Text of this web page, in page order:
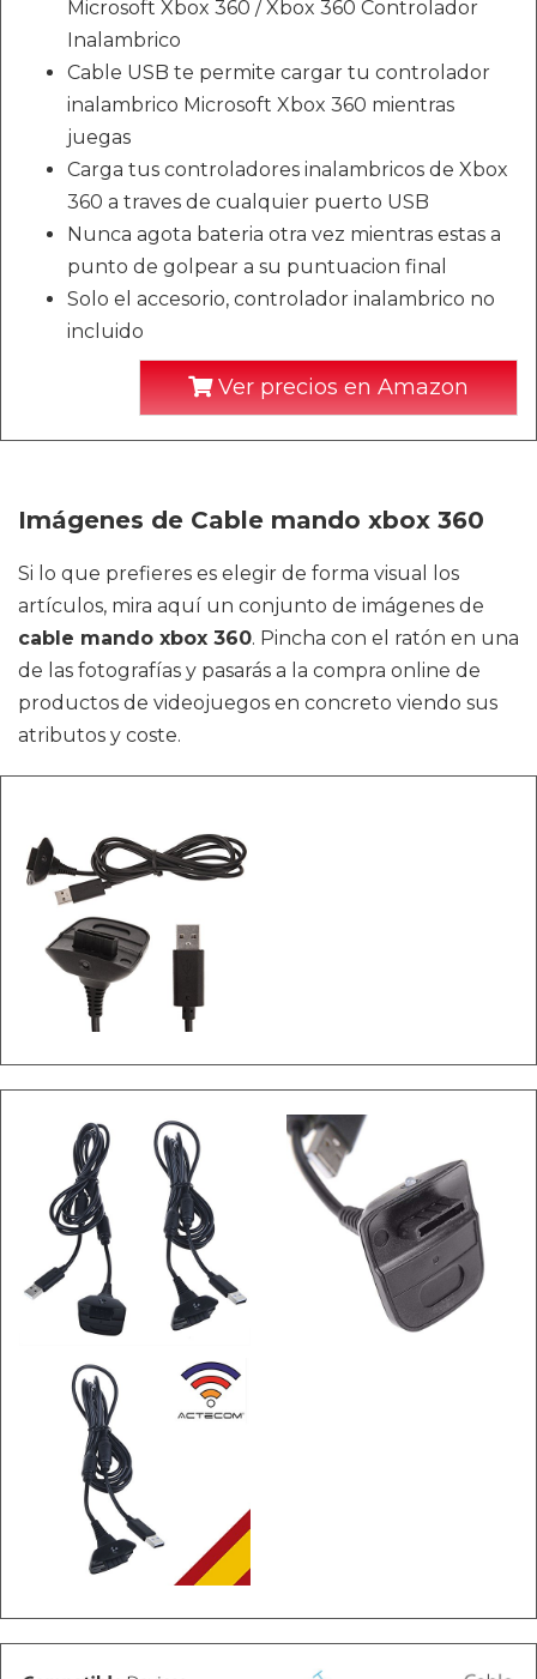
Microsoft Xbox 360 / Xbox 360 Controlador
Inalambrico
Cable USB te permite cargar tu controlador
inalambrico Microsoft Xbox 360 mientras
juegas
Carga tus controladores inalambricos de Xbox
360 a traves de cualquier puerto USB
Nunca agota bateria otra vez mientras estas a
punto de golpear a su puntuacion final
Solo el accesorio, controlador inalambrico no
incluido
Ver precios en Amazon
Imágenes de Cable mando xbox 360
Si lo que prefieres es elegir de forma visual los
artículos, mira aquí un conjunto de imágenes de
cable mando xbox 360. Pincha con el ratón en una
de las fotografías y pasarás a la compra online de
productos de videojuegos en concreto viendo sus
atributos y coste.